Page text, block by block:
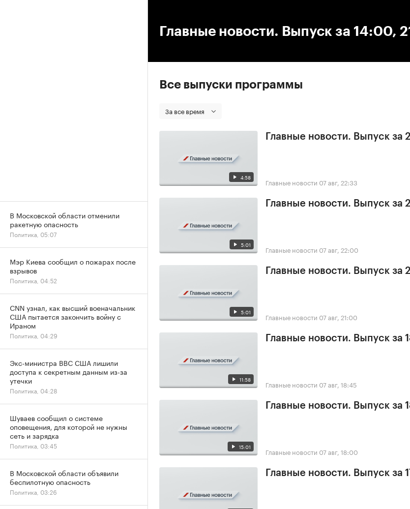
Главные новости. Выпуск за 14:00,
Все выпуски программы
За все время
4:58
Главные новости. Выпуск за
Главные новости 07 авг, 22:33
5:01
Главные новости. Выпуск
Главные новости 07 авг, 22:00
5:01
Главные новости. Выпуск за
Главные новости 07 авг, 21:00
11:58
Главные новости. Выпуск за
Главные новости 07 авг, 18:45
15:01
Главные новости. Выпуск за
Главные новости 07 авг, 18:00
Главные новости. Выпуск за
В Московской области отменили
ракетную опасность
Политика, 05:07
Мэр Киева сообщил о пожарах после
взрывов
Политика, 04:52
CNN узнал, как высший военачальник
США пытается закончить войну с
Ираном
Политика, 04:29
Экс-министра ВВС США лишили
доступа к секретным данным из-за
утечки
Политика, 04:28
Шуваев сообщил о системе
оповещения, для которой не нужны
сеть и зарядка
Политика, 03:45
В Московской области объявили
беспилотную опасность
Политика, 03:26